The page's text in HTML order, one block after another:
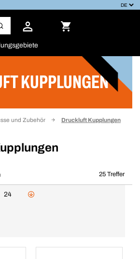
KUPPLUNGEN
und Zubehör Druckluft Kupplungen
25 Treffer
24